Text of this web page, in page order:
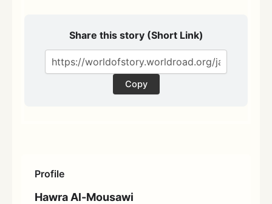
Profile
Hawra Al-Mousawi
Share this story (Short Link)
Copy